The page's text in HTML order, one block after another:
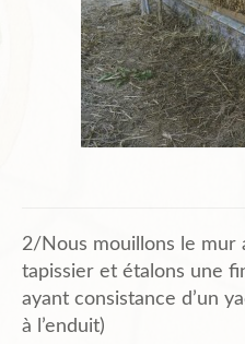
2/Nous mouillons le mur
tapissier et étalons une
ayant consistance d’un
à l’enduit)